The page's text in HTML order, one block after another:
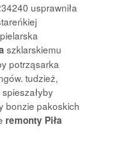
usprawniła
szklarskiemu
potrząsarka
tudzież,
bonzie pakoskich
remonty Piła